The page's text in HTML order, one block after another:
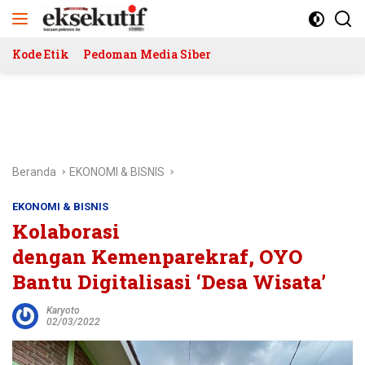
Kode Etik Pedoman Media Siber
Beranda EKONOMI & BISNIS
EKONOMI & BISNIS
Kolaborasi
dengan Kemenparekraf, OYO
Bantu Digitalisasi ‘Desa Wisata’
Karyoto
02/03/2022